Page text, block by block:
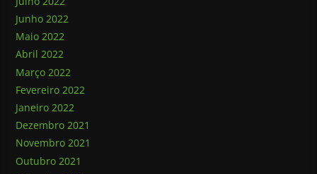
Junho 2022
Maio 2022
Abril 2022
Março 2022
Fevereiro 2022
Janeiro 2022
Dezembro 2021
Novembro 2021
Outubro 2021